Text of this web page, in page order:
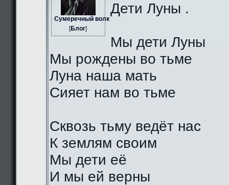
Сумеречный волк
[Блог]
Дети Луны .
Мы дети Луны
Мы рождены во тьме
Луна наша мать
Сияет нам во тьме
Сквозь тьму ведёт нас
К землям своим
Мы дети её
И мы ей верны